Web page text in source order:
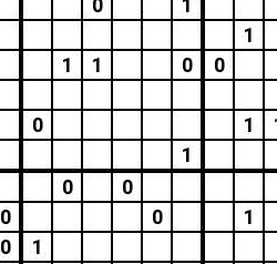
0
1
1
1 1 0
0
0 1
1
0
0
0
0
1
0
1